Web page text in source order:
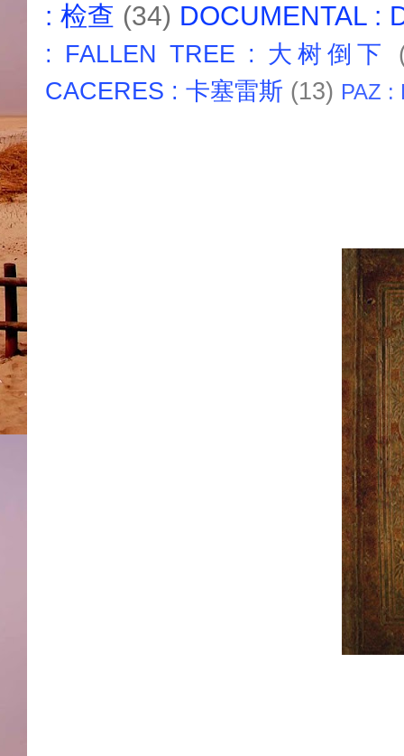
: 检查 (34) DOCUMENTAL :
: FALLEN TREE : 大树倒下
CACERES : 卡塞雷斯 (13) PAZ :